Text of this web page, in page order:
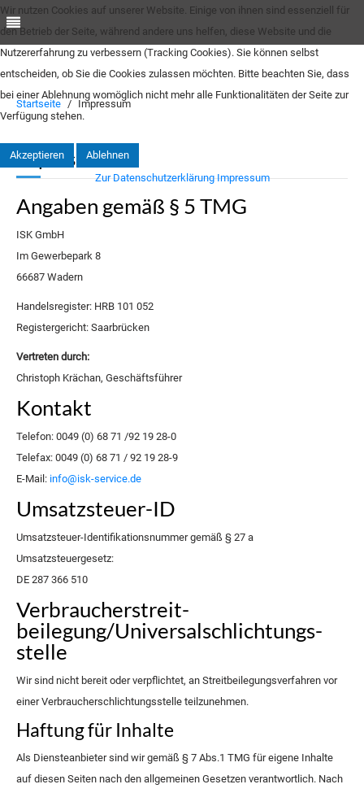
Startseite Impressum
Impressum
Angaben gemäß § 5 TMG
ISK GmbH
Im Gewerbepark 8
66687 Wadern
Handelsregister: HRB 101 052
Registergericht: Saarbrücken
Vertreten durch:
Christoph Krächan, Geschäftsführer
Kontakt
Telefon: 0049 (0) 68 71 /92 19 28-0
Telefax: 0049 (0) 68 71 / 92 19 28-9
E-Mail: info@isk-service.de
Umsatzsteuer-ID
Umsatzsteuer-Identifikationsnummer gemäß § 27 a
Umsatzsteuergesetz:
DE 287 366 510
Verbraucher­streit­
beilegung/Universal­schlichtungs­
stelle
Wir sind nicht bereit oder verpflichtet, an Streitbeilegungsverfahren vor
einer Verbraucherschlichtungsstelle teilzunehmen.
Haftung für Inhalte
Als Diensteanbieter sind wir gemäß § 7 Abs.1 TMG für eigene Inhalte
auf diesen Seiten nach den allgemeinen Gesetzen verantwortlich. Nach
Wir nutzen Cookies auf unserer Website. Einige von ihnen sind essenziell für
den Betrieb der Seite, während andere uns helfen, diese Website und die
Nutzererfahrung zu verbessern (Tracking Cookies). Sie können selbst
entscheiden, ob Sie die Cookies zulassen möchten. Bitte beachten Sie, dass
bei einer Ablehnung womöglich nicht mehr alle Funktionalitäten der Seite zur
Verfügung stehen.
Akzeptieren
Ablehnen
Zur Datenschutzerklärung Impressum